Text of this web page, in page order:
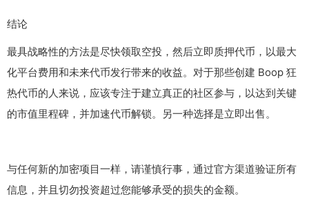
结论
最具战略性的方法是尽快领取空投，然后立即质押代币，以最大
化平台费用和未来代币发行带来的收益。对于那些创建 Boop 狂
热代币的人来说，应该专注于建立真正的社区参与，以达到关键
的市值里程碑，并加速代币解锁。另一种选择是立即出售。
与任何新的加密项目一样，请谨慎行事，通过官方渠道验证所有
信息，并且切勿投资超过您能够承受的损失的金额。